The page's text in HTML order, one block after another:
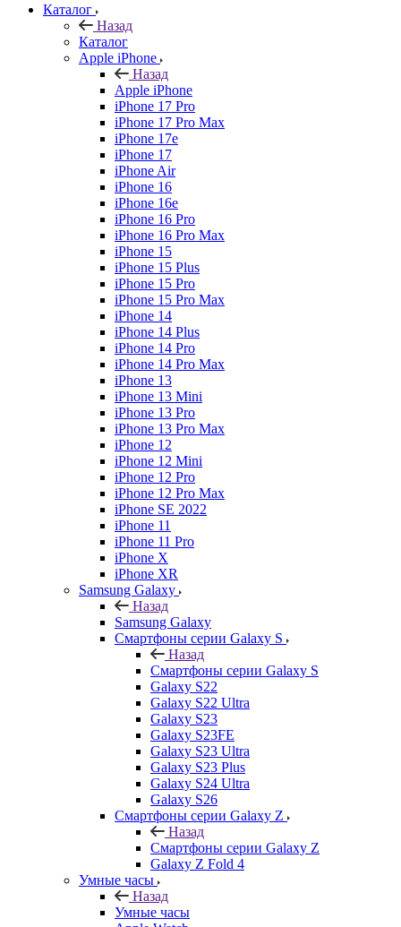
Каталог
Назад
Каталог
Apple iPhone
Назад
Apple iPhone
iPhone 17 Pro
iPhone 17 Pro Max
iPhone 17e
iPhone 17
iPhone Air
iPhone 16
iPhone 16e
iPhone 16 Pro
iPhone 16 Pro Max
iPhone 15
iPhone 15 Plus
iPhone 15 Pro
iPhone 15 Pro Max
iPhone 14
iPhone 14 Plus
iPhone 14 Pro
iPhone 14 Pro Max
iPhone 13
iPhone 13 Mini
iPhone 13 Pro
iPhone 13 Pro Max
iPhone 12
iPhone 12 Mini
iPhone 12 Pro
iPhone 12 Pro Max
iPhone SE 2022
iPhone 11
iPhone 11 Pro
iPhone X
iPhone XR
Samsung Galaxy
Назад
Samsung Galaxy
Смартфоны серии Galaxy S
Назад
Смартфоны серии Galaxy S
Galaxy S22
Galaxy S22 Ultra
Galaxy S23
Galaxy S23FE
Galaxy S23 Ultra
Galaxy S23 Plus
Galaxy S24 Ultra
Galaxy S26
Смартфоны серии Galaxy Z
Назад
Смартфоны серии Galaxy Z
Galaxy Z Fold 4
Умные часы
Назад
Умные часы